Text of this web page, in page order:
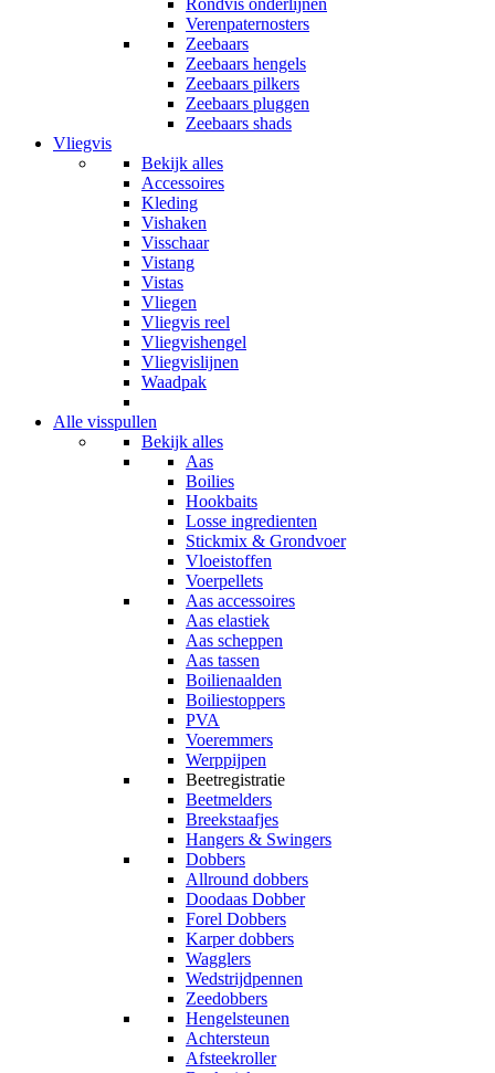
Rondvis onderlijnen
Verenpaternosters
Zeebaars
Zeebaars hengels
Zeebaars pilkers
Zeebaars pluggen
Zeebaars shads
Vliegvis
Bekijk alles
Accessoires
Kleding
Vishaken
Visschaar
Vistang
Vistas
Vliegen
Vliegvis reel
Vliegvishengel
Vliegvislijnen
Waadpak
Alle visspullen
Bekijk alles
Aas
Boilies
Hookbaits
Losse ingredienten
Stickmix & Grondvoer
Vloeistoffen
Voerpellets
Aas accessoires
Aas elastiek
Aas scheppen
Aas tassen
Boilienaalden
Boiliestoppers
PVA
Voeremmers
Werppijpen
Beetregistratie
Beetmelders
Breekstaafjes
Hangers & Swingers
Dobbers
Allround dobbers
Doodaas Dobber
Forel Dobbers
Karper dobbers
Wagglers
Wedstrijdpennen
Zeedobbers
Hengelsteunen
Achtersteun
Afsteekroller